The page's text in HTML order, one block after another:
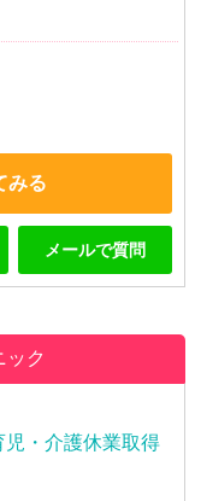
みる
メールで質問
ック
・介護休業取得